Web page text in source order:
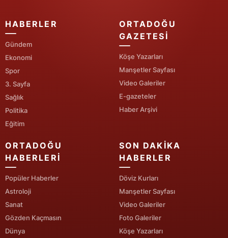
Kars
Kastamonu
Kayseri
Kırklareli
Konya
Kütahya
Malatya
Manisa
HABERLER
Gündem
Ekonomi
Spor
3. Sayfa
Sağlık
Politika
Eğitim
ORTADOĞU
GAZETESI
Köşe Yazarları
Manşetler Sayfası
Video Galeriler
E-gazeteler
Haber Arşivi
ORTADOĞU
HABERLERI
Popüler Haberler
Astroloji
Sanat
Gözden Kaçmasın
Dünya
SON DAKIKA
HABERLER
Döviz Kurları
Manşetler Sayfası
Video Galeriler
Foto Galeriler
Köşe Yazarları